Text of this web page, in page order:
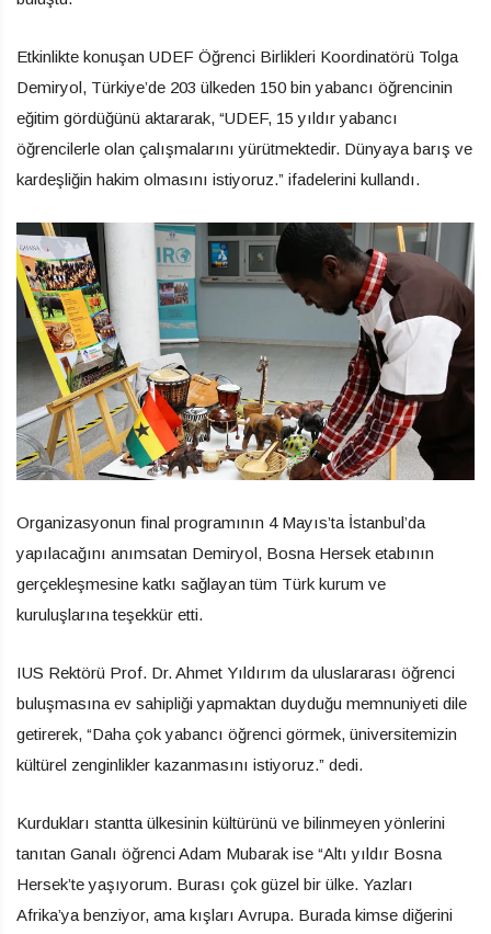
Etkinlikte konuşan UDEF Öğrenci Birlikleri Koordinatörü Tolga
Demiryol, Türkiye’de 203 ülkeden 150 bin yabancı öğrencinin
eğitim gördüğünü aktararak, “UDEF, 15 yıldır yabancı
öğrencilerle olan çalışmalarını yürütmektedir. Dünyaya barış ve
kardeşliğin hakim olmasını istiyoruz.” ifadelerini kullandı.
Organizasyonun final programının 4 Mayıs’ta İstanbul’da
yapılacağını anımsatan Demiryol, Bosna Hersek etabının
gerçekleşmesine katkı sağlayan tüm Türk kurum ve
kuruluşlarına teşekkür etti.
IUS Rektörü Prof. Dr. Ahmet Yıldırım da uluslararası öğrenci
buluşmasına ev sahipliği yapmaktan duyduğu memnuniyeti dile
getirerek, “Daha çok yabancı öğrenci görmek, üniversitemizin
kültürel zenginlikler kazanmasını istiyoruz.” dedi.
Kurdukları stantta ülkesinin kültürünü ve bilinmeyen yönlerini
tanıtan Ganalı öğrenci Adam Mubarak ise “Altı yıldır Bosna
Hersek’te yaşıyorum. Burası çok güzel bir ülke. Yazları
Afrika’ya benziyor, ama kışları Avrupa. Burada kimse diğerini